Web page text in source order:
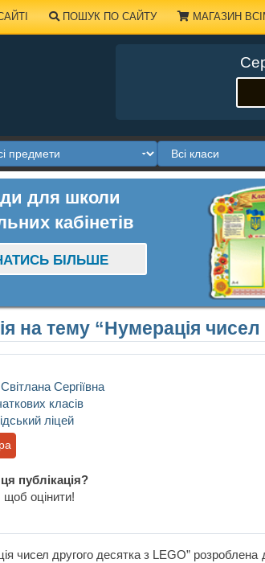
ПОШУК ПО САЙТУ МАГАЗИН
для школи
кабінетів
БІЛЬШЕ
на тему “Нумерація чисел
Сергіївна
класів
ліцей
публікація?
щоб оцінити!
чисел другого десятка з LEGO”